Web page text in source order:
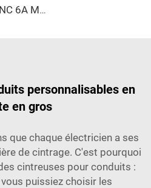
90CNC 6A MS Machine à cintrer tubes CNC avec moteur, pour tubes carrés en fer, cuivre, acier inoxydable et tubes en laiton
personnalisables en
en gros
que chaque électricien a ses
de cintrage. C'est pourquoi
cintreuses pour conduits :
puissiez choisir les